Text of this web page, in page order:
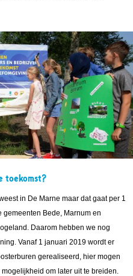
toekomst?
in De Marne maar dat gaat per 1
Bede, Marnum en
Daarom hebben we nog
Vanaf 1 januari 2019 wordt er
gerealiseerd, hier mogen
om later uit te breiden.